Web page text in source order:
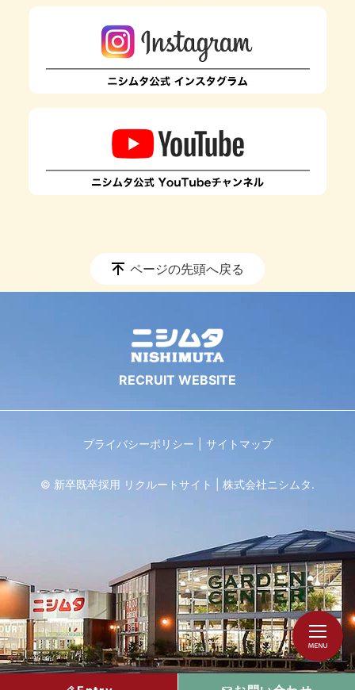
ページの先頭へ戻る
プライバシーポリシー サイトマップ
© 新卒既卒採用 リクルートサイト | 株式会社ニシムタ.